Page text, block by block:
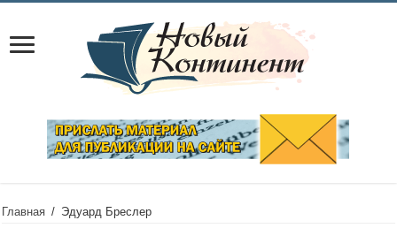
Главная / Эдуард Бреслер